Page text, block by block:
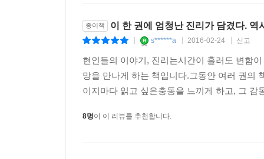
종이책 이 한 권에 엄청난 진리가 담겼다. 역
s******a 2016-02-24 신고
현인들의 이야기, 진리는시간이 흘러도 변함
망을 만나게 하는 책입니다.그동안 여러 권의
이지마다 읽고 싶은충동을 느끼게 하고, 그
8명이 이 리뷰를 추천합니다.